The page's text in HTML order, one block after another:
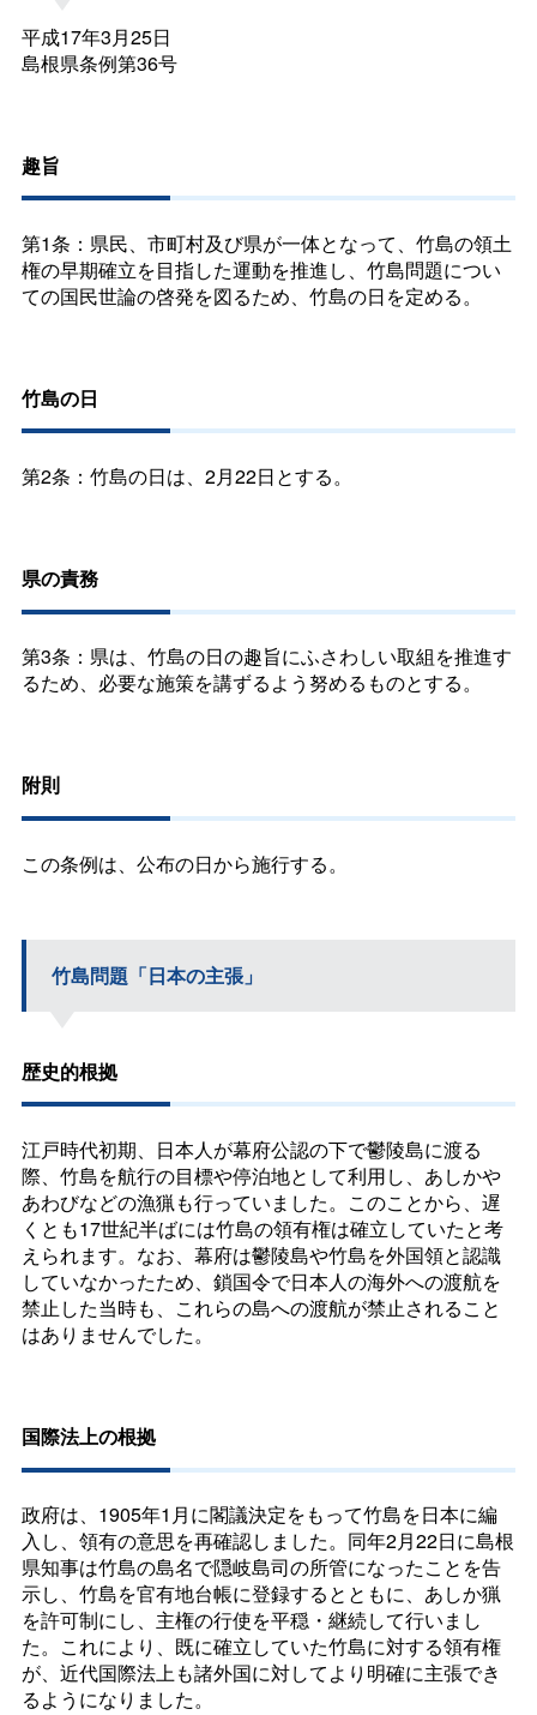
平成17年3月25日
島根県条例第36号
趣旨
第1条：県民、市町村及び県が一体となって、竹島の領土
権の早期確立を目指した運動を推進し、竹島問題につい
ての国民世論の啓発を図るため、竹島の日を定める。
竹島の日
第2条：竹島の日は、2月22日とする。
県の責務
第3条：県は、竹島の日の趣旨にふさわしい取組を推進す
るため、必要な施策を講ずるよう努めるものとする。
附則
この条例は、公布の日から施行する。
竹島問題「日本の主張」
歴史的根拠
江戸時代初期、日本人が幕府公認の下で鬱陵島に渡る
際、竹島を航行の目標や停泊地として利用し、あしかや
あわびなどの漁猟も行っていました。このことから、遅
くとも17世紀半ばには竹島の領有権は確立していたと考
えられます。なお、幕府は鬱陵島や竹島を外国領と認識
していなかったため、鎖国令で日本人の海外への渡航を
禁止した当時も、これらの島への渡航が禁止されること
はありませんでした。
国際法上の根拠
政府は、1905年1月に閣議決定をもって竹島を日本に編
入し、領有の意思を再確認しました。同年2月22日に島根
県知事は竹島の島名で隠岐島司の所管になったことを告
示し、竹島を官有地台帳に登録するとともに、あしか猟
を許可制にし、主権の行使を平穏・継続して行いまし
た。これにより、既に確立していた竹島に対する領有権
が、近代国際法上も諸外国に対してより明確に主張でき
るようになりました。